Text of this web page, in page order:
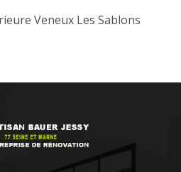
Veneux Les Sablons